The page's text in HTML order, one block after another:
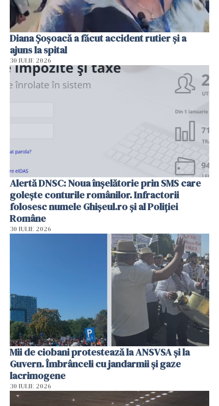
Diana Șoșoacă a făcut accident rutier și a
ajuns la spital
30 IULIE 2026
Alertă DNSC: Noua înșelătorie prin SMS care
golește conturile românilor. Infractorii
folosesc numele Ghișeul.ro și al Poliției
Române
30 IULIE 2026
Mii de ciobani protestează la ANSVSA și la
Guvern. Îmbrânceli cu jandarmii și gaze
lacrimogene
30 IULIE 2026